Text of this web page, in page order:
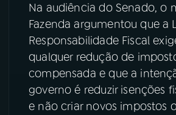
Na audiência do Senado, o
Fazenda argumentou que a
Responsabilidade Fiscal
qualquer redução de
compensada e que a
governo é reduzir isenções
e não criar novos impostos